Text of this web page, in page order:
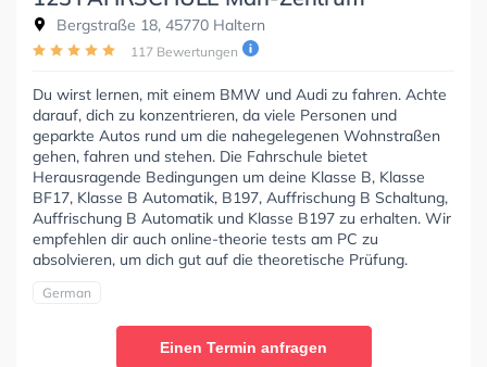
Bergstraße 18, 45770 Haltern
117 Bewertungen
Du wirst lernen, mit einem BMW und Audi zu fahren. Achte
darauf, dich zu konzentrieren, da viele Personen und
geparkte Autos rund um die nahegelegenen Wohnstraßen
gehen, fahren und stehen. Die Fahrschule bietet
Herausragende Bedingungen um deine Klasse B, Klasse
BF17, Klasse B Automatik, B197, Auffrischung B Schaltung,
Auffrischung B Automatik und Klasse B197 zu erhalten. Wir
empfehlen dir auch online-theorie tests am PC zu
absolvieren, um dich gut auf die theoretische Prüfung.
German
Einen Termin anfragen